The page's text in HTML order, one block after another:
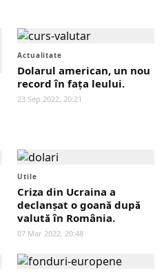
Actualitate
Dolarul american, un nou
record în faţa leului.
23 Sep 2022, 20:21
Utile
Criza din Ucraina a
declanșat o goană după
valută în România.
07 Mar 2022, 20:48